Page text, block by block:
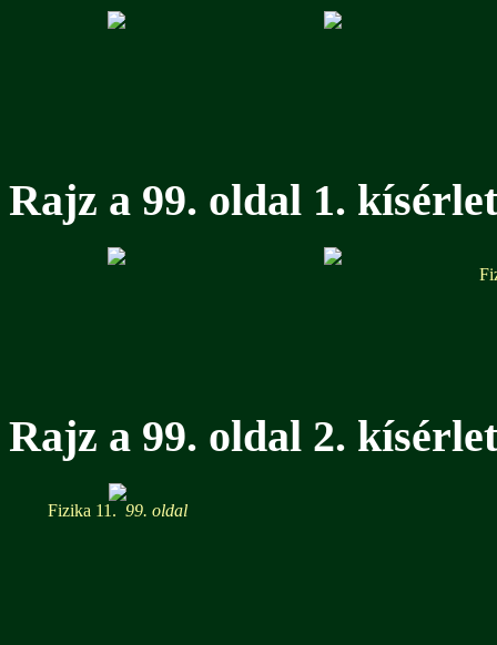
Rajz a 99. oldal 1.
Rajz a 99. oldal 2.
Fizika 11. 99. oldal